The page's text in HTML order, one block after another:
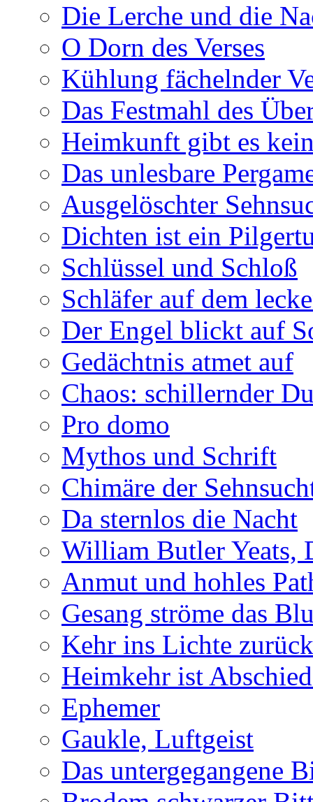
Die Lerche und die
O Dorn des Verses
Kühlung fächelnder
Das Festmahl des
Heimkunft gibt es
Das unlesbare
Ausgelöschter
Dichten ist ein
Schlüssel und Schloß
Schläfer auf dem
Der Engel blickt auf
Gedächtnis atmet auf
Chaos: schillernder
Pro domo
Mythos und Schrift
Chimäre der
Da sternlos die Nacht
William Butler Yeats,
Anmut und hohles
Gesang ströme das
Kehr ins Lichte zurück
Heimkehr ist
Ephemer
Gaukle, Luftgeist
Das untergegangene